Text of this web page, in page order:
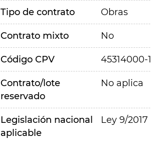
Tipo de contrato Obras
Contrato mixto No
Código CPV 45314000-1
Contrato/lote
reservado
No aplica
Legislación nacional
aplicable
Ley 9/2017